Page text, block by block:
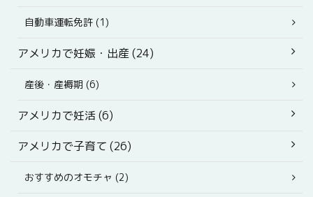
自動車運転免許 (1)
アメリカで妊娠・出産 (24)
産後・産褥期 (6)
アメリカで妊活 (6)
アメリカで子育て (26)
おすすめのオモチャ (2)